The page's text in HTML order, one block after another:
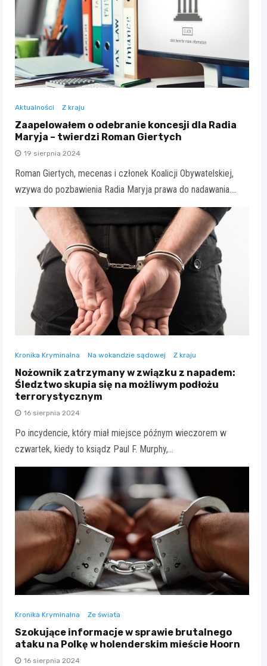
Aktualności Z kraju
Zaapelowałem o odebranie koncesji dla Radia
Maryja – twierdzi Roman Giertych
19 sierpnia 2024
Roman Giertych, mecenas i członek Koalicji Obywatelskiej,
wzywa do pozbawienia Radia Maryja prawa do nadawania.…
Kronika Kryminalna Na wokandzie sądowej Z kraju
Nożownik zatrzymany w związku z napadem:
Śledztwo skupia się na możliwym podłożu
terrorystycznym
16 sierpnia 2024
Po incydencie, który miał miejsce późnym wieczorem w
czwartek, kiedy to ksiądz Paul F. Murphy,…
Kronika Kryminalna Ze świata
Szokujące informacje w sprawie brutalnego
ataku na Polkę w holenderskim mieście Hoorn
16 sierpnia 2024